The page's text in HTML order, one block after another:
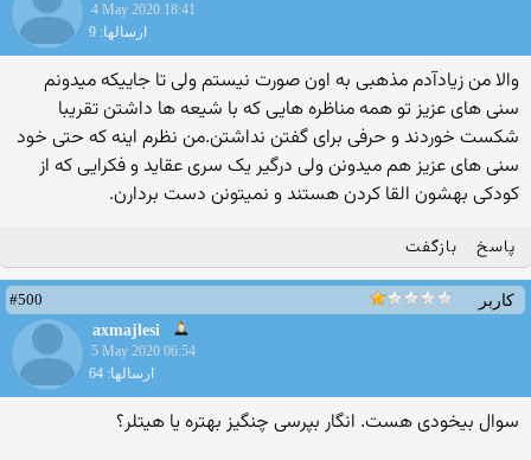
4 May 2020 18:41
ارسالها: 9
والا من زیادآدم مذهبی به اون صورت نیستم ولی تا جاییکه میدونم
سنی های عزیز تو همه مناظره هایی که با شیعه ها داشتن تقریبا
شکست خوردند و حرفی برای گفتن نداشتن.من نظرم اینه که حتی خود
سنی های عزیز هم میدونن ولی درگیر یک سری عقاید و فکرایی که از
کودکی بهشون القا کردن هستند و نمیتونن دست بردارن.
پاسخ بازگفت
کاربر
#500
axmajlesi
5 May 2020 06:54
ارسالها: 64
سوال بیخودی هست. انگار بپرسی چنگیز بهتره یا هیتلر؟